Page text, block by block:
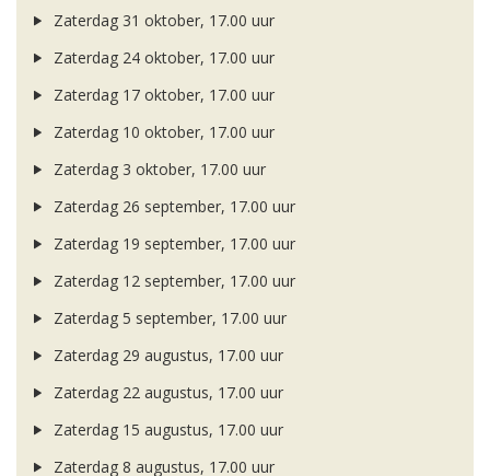
Zaterdag 31 oktober, 17.00 uur
Zaterdag 24 oktober, 17.00 uur
Zaterdag 17 oktober, 17.00 uur
Zaterdag 10 oktober, 17.00 uur
Zaterdag 3 oktober, 17.00 uur
Zaterdag 26 september, 17.00 uur
Zaterdag 19 september, 17.00 uur
Zaterdag 12 september, 17.00 uur
Zaterdag 5 september, 17.00 uur
Zaterdag 29 augustus, 17.00 uur
Zaterdag 22 augustus, 17.00 uur
Zaterdag 15 augustus, 17.00 uur
Zaterdag 8 augustus, 17.00 uur